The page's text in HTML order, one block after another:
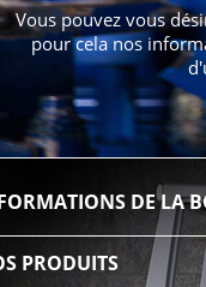
Vous pouvez vous
pour cela nos
DE LA
PRODUITS